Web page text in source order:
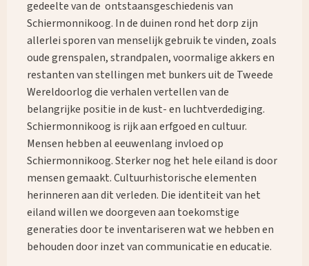
What are you looking for?
gedeelte van de ontstaansgeschiedenis van
Schiermonnikoog. In de duinen rond het dorp zijn
allerlei sporen van menselijk gebruik te vinden, zoals
oude grenspalen, strandpalen, voormalige akkers en
restanten van stellingen met bunkers uit de Tweede
Wereldoorlog die verhalen vertellen van de
belangrijke positie in de kust- en luchtverdediging.
Schiermonnikoog is rijk aan erfgoed en cultuur.
Mensen hebben al eeuwenlang invloed op
Schiermonnikoog. Sterker nog het hele eiland is door
mensen gemaakt. Cultuurhistorische elementen
herinneren aan dit verleden. Die identiteit van het
eiland willen we doorgeven aan toekomstige
generaties door te inventariseren wat we hebben en
behouden door inzet van communicatie en educatie.